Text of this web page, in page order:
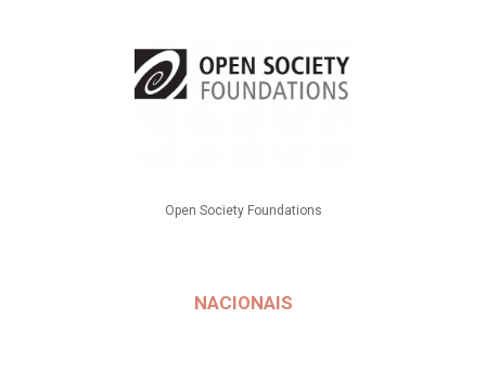
Open Society Foundations
NACIONAIS